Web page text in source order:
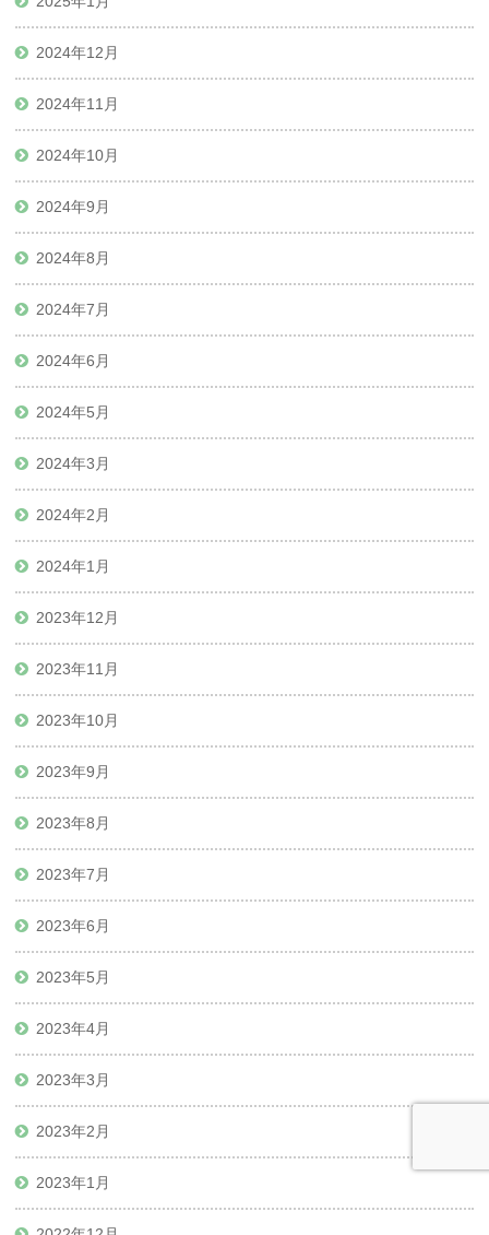
2024年12月
2024年11月
2024年10月
2024年9月
2024年8月
2024年7月
2024年6月
2024年5月
2024年3月
2024年2月
2024年1月
2023年12月
2023年11月
2023年10月
2023年9月
2023年8月
2023年7月
2023年6月
2023年5月
2023年4月
2023年3月
2023年2月
2023年1月